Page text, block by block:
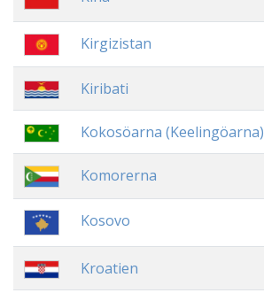
Kirgizistan
Kiribati
Kokosöarna (Keelingöarna)
Komorerna
Kosovo
Kroatien